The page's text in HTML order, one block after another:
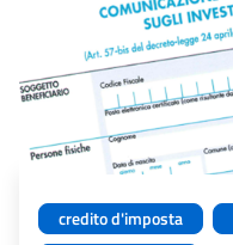
credito d'imposta